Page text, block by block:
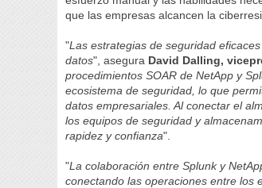
que las empresas alcancen la
"Las estrategias de seguridad
datos", asegura David Dalling,
procedimientos SOAR de NetApp y
ecosistema de seguridad, lo que
datos empresariales. Al conectar el
los equipos de seguridad y
rapidez y confianza".
"La colaboración entre Splunk y
conectando las operaciones entre los